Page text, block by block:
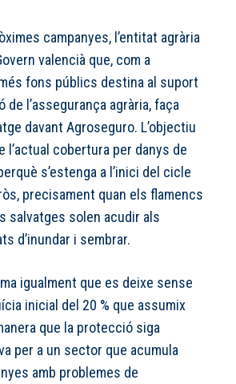
campanyes, l’entitat agrària
valencià que, com a
fons públics destina al suport
de l’assegurança agrària, faça
davant Agroseguro. L’objectiu
l’actual cobertura per danys de
s’estenga a l’inici del cicle
precisament quan els flamencs
salvatges solen acudir als
d’inundar i sembrar.
igualment que es deixe sense
inicial del 20 % que assumix
que la protecció siga
per a un sector que acumula
amb problemes de